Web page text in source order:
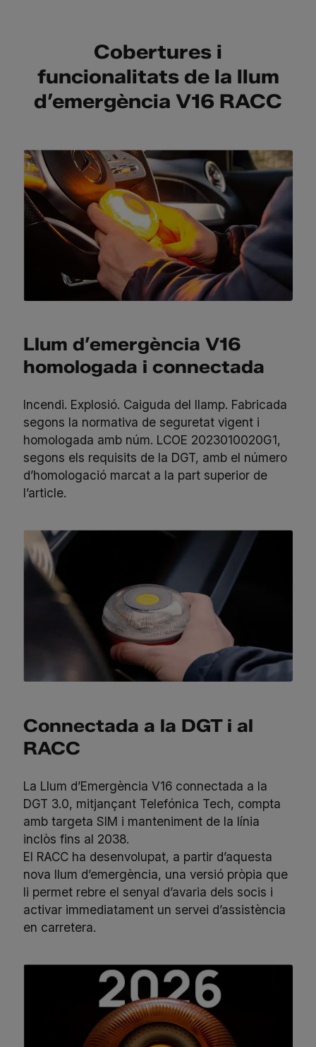
Cobertures i
funcionalitats de la llum
d’emergència V16 RACC
Llum d’emergència V16
homologada i connectada
Incendi. Explosió. Caiguda del llamp. Fabricada
segons la normativa de seguretat vigent i
homologada amb núm. LCOE 2023010020G1,
segons els requisits de la DGT, amb el número
d’homologació marcat a la part superior de
l’article.
Connectada a la DGT i al
RACC
La Llum d’Emergència V16 connectada a la
DGT 3.0, mitjançant Telefónica Tech, compta
amb targeta SIM i manteniment de la línia
inclòs fins al 2038.
El RACC ha desenvolupat, a partir d’aquesta
nova llum d’emergència, una versió pròpia que
li permet rebre el senyal d’avaria dels socis i
activar immediatament un servei d’assistència
en carretera.